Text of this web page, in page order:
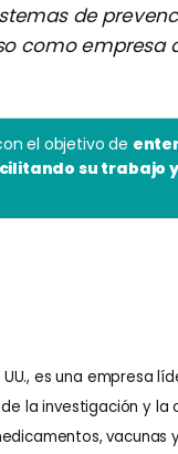
de
como empresa
el objetivo de
su trabajo y
es una empresa
la investigación y la
vacunas